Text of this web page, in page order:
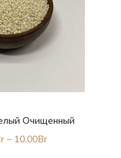
text"> "Кедровый орех"
nav">→</span></a>
Очищенный
– 10.00BrДиапазон